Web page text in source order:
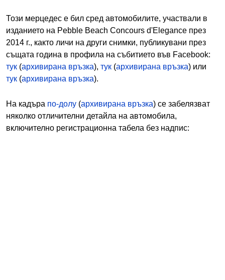
Този мерцедес е бил сред автомобилите, участвали в
изданието на Pebble Beach Concours d'Elegance през
2014 г., както личи на други снимки, публикувани през
същата година в профила на събитието във Facebook:
тук (архивирана връзка), тук (архивирана връзка) или
тук (архивирана връзка).
На кадъра по-долу (архивирана връзка) се забелязват
няколко отличителни детайла на автомобила,
включително регистрационна табела без надпис: